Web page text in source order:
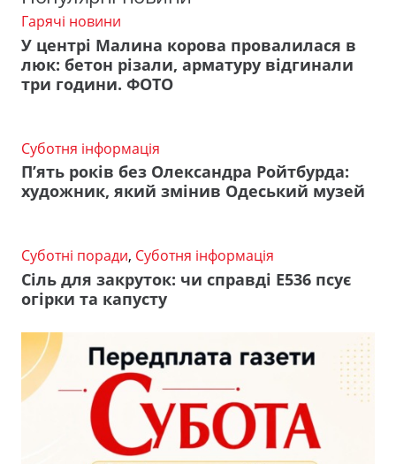
Гарячі новини
У центрі Малина корова провалилася в
люк: бетон різали, арматуру відгинали
три години. ФОТО
Суботня інформація
П’ять років без Олександра Ройтбурда:
художник, який змінив Одеський музей
Суботні поради, Суботня інформація
Сіль для закруток: чи справді Е536 псує
огірки та капусту